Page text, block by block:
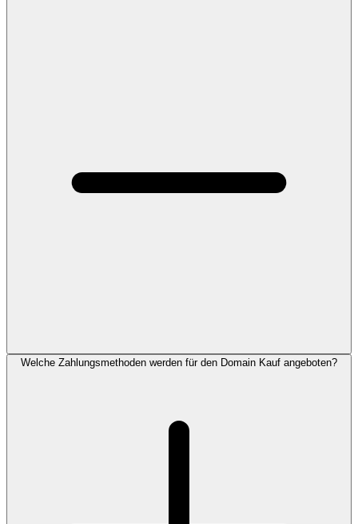
Welche Zahlungsmethoden werden für den Domain Kauf angeboten?